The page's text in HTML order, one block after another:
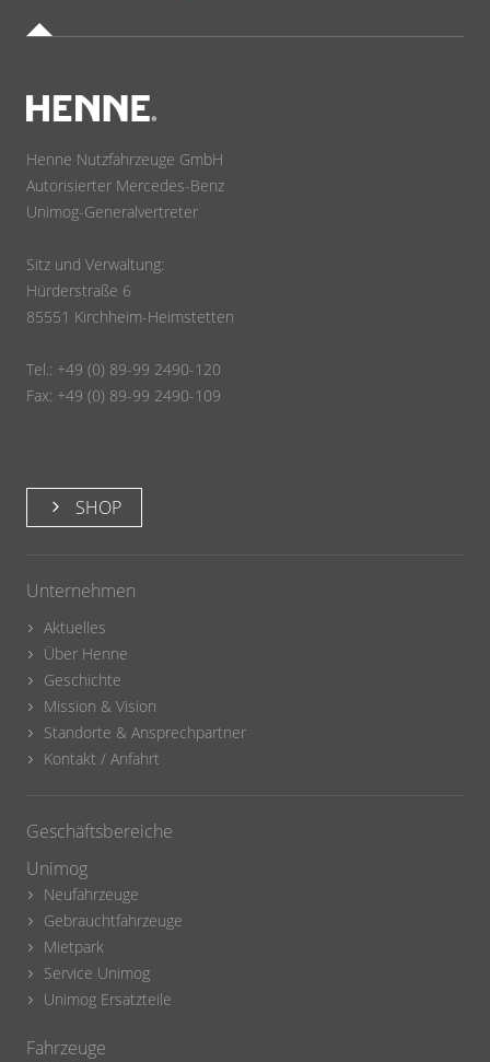
Henne Nutzfahrzeuge GmbH
Autorisierter Mercedes-Benz
Unimog-Generalvertreter
Sitz und Verwaltung:
Hürderstraße 6
85551 Kirchheim-Heimstetten
Tel.: +49 (0) 89-99 2490-120
Fax: +49 (0) 89-99 2490-109
SHOP
Unternehmen
Aktuelles
Über Henne
Geschichte
Mission & Vision
Standorte & Ansprechpartner
Kontakt / Anfahrt
Geschäftsbereiche
Unimog
Neufahrzeuge
Gebrauchtfahrzeuge
Mietpark
Service Unimog
Unimog Ersatzteile
Fahrzeuge